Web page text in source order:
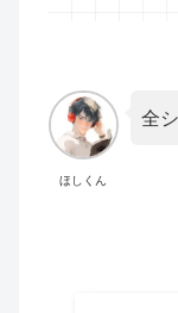
ほしくん
全